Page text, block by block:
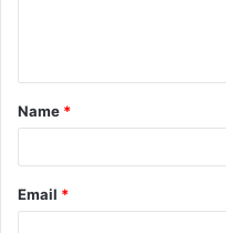
t
*
Name *
Email *